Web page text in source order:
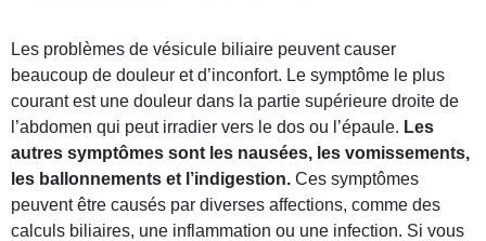
Les problèmes de vésicule biliaire peuvent causer
beaucoup de douleur et d’inconfort. Le symptôme le plus
courant est une douleur dans la partie supérieure droite de
l’abdomen qui peut irradier vers le dos ou l’épaule. Les
autres symptômes sont les nausées, les vomissements,
les ballonnements et l’indigestion. Ces symptômes
peuvent être causés par diverses affections, comme des
calculs biliaires, une inflammation ou une infection. Si vous